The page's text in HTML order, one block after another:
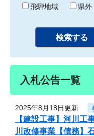
飛騨地域
県外
入札公告一覧
2025年8月18日更新
【建設工事】河川
川改修事業【債務】